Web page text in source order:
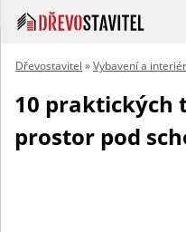
Dřevostavitel »Vybavení a
10 praktických
prostor pod